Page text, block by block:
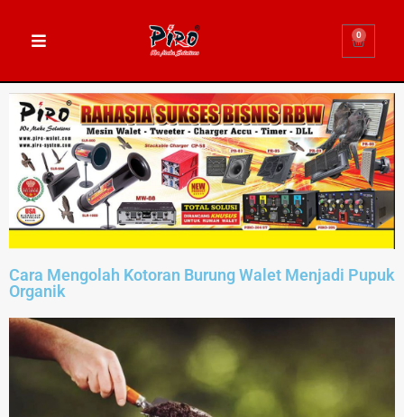
0
Cara Mengolah Kotoran Burung Walet Menjadi Pupuk
Organik